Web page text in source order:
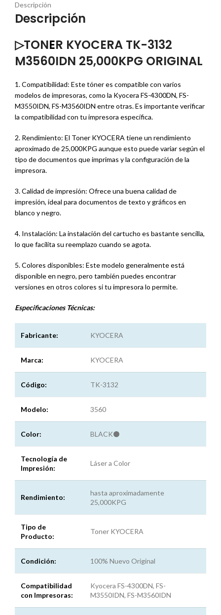
Descripción
Descripción
▷TONER KYOCERA TK-3132
M3560IDN 25,000KPG ORIGINAL
1. Compatibilidad: Este tóner es compatible con varios
modelos de impresoras, como la Kyocera FS-4300DN, FS-
M3550IDN, FS-M3560IDN entre otras. Es importante verificar
la compatibilidad con tu impresora específica.
2. Rendimiento: El Toner KYOCERA tiene un rendimiento
aproximado de 25,000KPG aunque esto puede variar según el
tipo de documentos que imprimas y la configuración de la
impresora.
3. Calidad de impresión: Ofrece una buena calidad de
impresión, ideal para documentos de texto y gráficos en
blanco y negro.
4. Instalación: La instalación del cartucho es bastante sencilla,
lo que facilita su reemplazo cuando se agota.
5. Colores disponibles: Este modelo generalmente está
disponible en negro, pero también puedes encontrar
versiones en otros colores si tu impresora lo permite.
Especificaciones Técnicas:
Fabricante: KYOCERA
Marca: KYOCERA
Código: TK-3132
Modelo: 3560
Color: BLACK⚫
Tecnología de
Impresión:
Láser a Color
Rendimiento:
hasta aproximadamente
25,000KPG
Tipo de
Producto:
Toner KYOCERA
Condición: 100% Nuevo Original
Compatibilidad
con Impresoras:
Kyocera FS-4300DN, FS-
M3550IDN, FS-M3560IDN